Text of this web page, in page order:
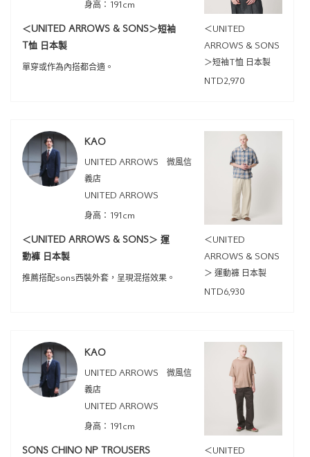
身高：191cm
＜UNITED ARROWS & SONS＞短袖
T恤 日本製
單穿或作為內搭都合適。
＜UNITED
ARROWS & SONS
＞短袖T恤 日本製
NTD2,970
KAO
UNITED ARROWS 微風信
義店
UNITED ARROWS
身高：191cm
＜UNITED ARROWS & SONS＞ 運
動褲 日本製
推薦搭配sons西裝外套，呈現混搭效果。
＜UNITED
ARROWS & SONS
＞ 運動褲 日本製
NTD6,930
KAO
UNITED ARROWS 微風信
義店
UNITED ARROWS
身高：191cm
SONS CHINO NP TROUSERS
＜UNITED